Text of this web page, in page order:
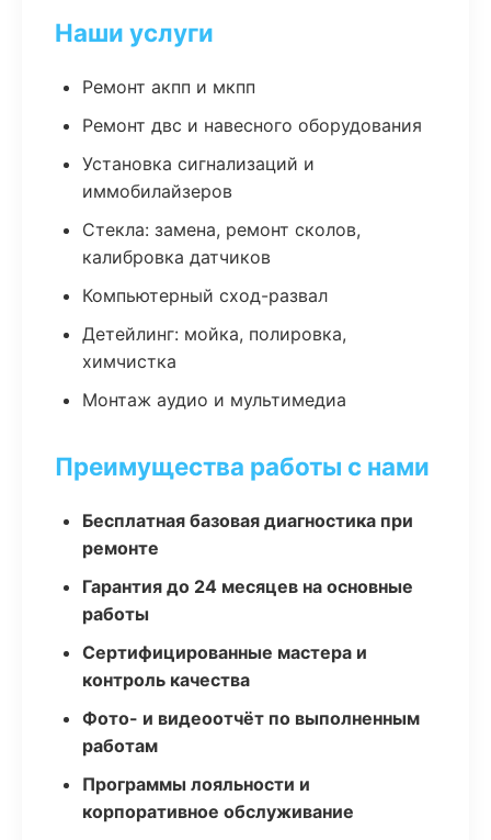
Наши услуги
Ремонт акпп и мкпп
Ремонт двс и навесного оборудования
Установка сигнализаций и
иммобилайзеров
Стекла: замена, ремонт сколов,
калибровка датчиков
Компьютерный сход-развал
Детейлинг: мойка, полировка,
химчистка
Монтаж аудио и мультимедиа
Преимущества работы с нами
Бесплатная базовая диагностика при
ремонте
Гарантия до 24 месяцев на основные
работы
Сертифицированные мастера и
контроль качества
Фото- и видеоотчёт по выполненным
работам
Программы лояльности и
корпоративное обслуживание